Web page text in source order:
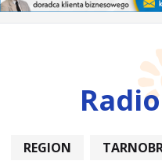
REGION